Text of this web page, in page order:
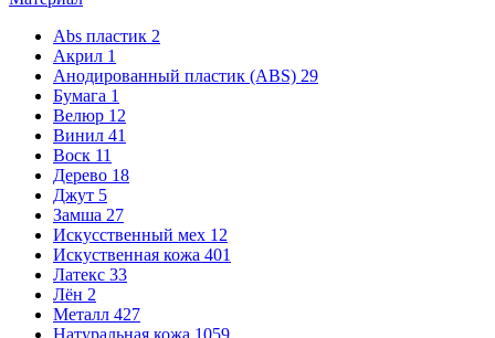
Abs пластик 2
Акрил 1
Анодированный пластик (ABS) 29
Бумага 1
Велюр 12
Винил 41
Воск 11
Дерево 18
Джут 5
Замша 27
Искусственный мех 12
Искуственная кожа 401
Латекс 33
Лён 2
Металл 427
Натуральная кожа 1059